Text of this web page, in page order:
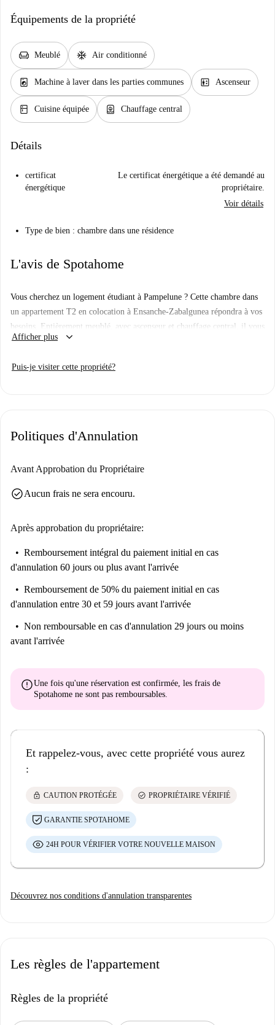
Équipements de la propriété
chair Meublé ac_unit Air conditionné
local_laundry_service Machine à laver dans les parties communes elevator Ascenseur
kitchen Cuisine équipée water_heater Chauffage central
Détails
certificat
énergétique
Le certificat énergétique a été demandé au
propriétaire.
Voir détails
Type de bien : chambre dans une résidence
L'avis de Spotahome
Vous cherchez un logement étudiant à Pampelune ? Cette chambre dans
un appartement T2 en colocation à Ensanche-Zabalgunea répondra à vos
besoins. Entièrement meublé, avec ascenseur et chauffage central, il vous
garantit confort et commodité pour votre séjour. L'appartement dispose
l'électricité, l'eau, le gaz et le Wi-Fi. Veuillez noter que ce logement est
locations fiables.
comme Dia, Udaco Supermercados et Primaprix Pamplona Francisco
comme Bar Faris et La Fogoneta Culibar, ainsi que de délicieux fast-
telles que la Plaza de los Fueros et l'Asociación Navarra de Amigos del
séjour.
Afficher plus keyboard_arrow_down
Puis-je visiter cette propriété?
Politiques d'Annulation
Avant Approbation du Propriétaire
check_circleAucun frais ne sera encouru.
Après approbation du propriétaire:
Remboursement intégral du paiement initial en cas
d'annulation 60 jours ou plus avant l'arrivée
Remboursement de 50% du paiement initial en cas
d'annulation entre 30 et 59 jours avant l'arrivée
Non remboursable en cas d'annulation 29 jours ou moins
avant l'arrivée
errorUne fois qu'une réservation est confirmée, les frais de
Spotahome ne sont pas remboursables.
Et rappelez-vous, avec cette propriété vous aurez
:
lock CAUTION PROTÉGÉE check_circle PROPRIÉTAIRE VÉRIFIÉ
GARANTIE SPOTAHOME
24H POUR VÉRIFIER VOTRE NOUVELLE MAISON
Découvrez nos conditions d'annulation transparentes
Les règles de l'appartement
Règles de la propriété